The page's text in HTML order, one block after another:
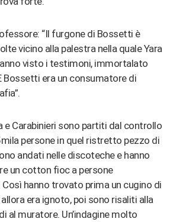
“Il furgone di Bossetti è
vicino alla palestra nella quale Yara
visto i testimoni, immortalato
Bossetti era un consumatore di
e Carabinieri sono partiti dal controllo
persone in quel ristretto pezzo di
andati nelle discoteche e hanno
un cotton fioc a persone
hanno trovato prima un cugino di
era ignoto, poi sono risaliti alla
al muratore. Un’indagine molto